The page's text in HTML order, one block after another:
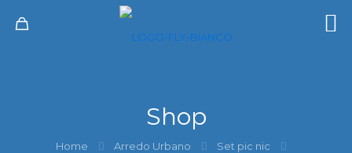
Shop
Home Arredo Urbano
Set pic nic